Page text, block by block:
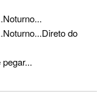
do